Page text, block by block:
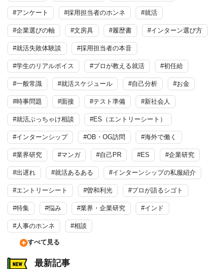
#アンケート #採用担当者のホンネ #就活
#企業選びの軸 #文房具 #履歴書 #インターン選び方
#就活失敗体験談 #採用担当者の本音
#学生のリアルボイス #プロが教える就活 #初任給
#一般常識 #就活スケジュール #自己分析 #お金
#時事問題 #面接 #テスト準備 #新社会人
#就活ぶっちゃけ相談 #ES（エントリーシート）
#インターンシップ #OB・OG訪問 #海外で働く
#業界研究 #マンガ #自己PR #ES #企業研究
#出遅れ #就活あるある #インターンシップの私服紹介
#エントリーシート #曽和利光 #プロが語るシゴト
#特集 #悩み #業界・企業研究 #インド
#人事のホンネ #相談
すべて見る
最新記事